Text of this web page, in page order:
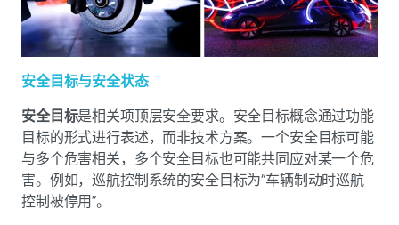
安全目标与安全状态
安全目标是相关项顶层安全要求。安全目标概念通过功能
目标的形式进行表述，而非技术方案。一个安全目标可能
与多个危害相关，多个安全目标也可能共同应对某一个危
害。例如，巡航控制系统的安全目标为“车辆制动时巡航
控制被停用”。